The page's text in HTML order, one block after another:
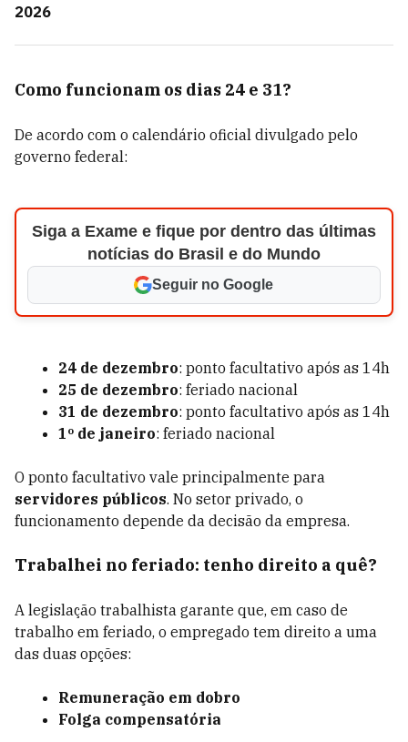
2026
Como funcionam os dias 24 e 31?
De acordo com o calendário oficial divulgado pelo
governo federal:
Siga a Exame e fique por dentro das últimas
notícias do Brasil e do Mundo
Seguir no Google
24 de dezembro: ponto facultativo após as 14h
25 de dezembro: feriado nacional
31 de dezembro: ponto facultativo após as 14h
1º de janeiro: feriado nacional
O ponto facultativo vale principalmente para
servidores públicos. No setor privado, o
funcionamento depende da decisão da empresa.
Trabalhei no feriado: tenho direito a quê?
A legislação trabalhista garante que, em caso de
trabalho em feriado, o empregado tem direito a uma
das duas opções:
Remuneração em dobro
Folga compensatória